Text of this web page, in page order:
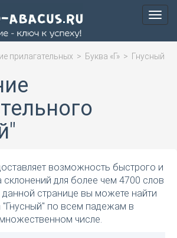
Меню
прилагательных > Буква «Г» > Гнусный
возможность быстрого и
для более чем 4700 слов
странице вы можете найти
"Гнусный" по всем падежам в
числе.